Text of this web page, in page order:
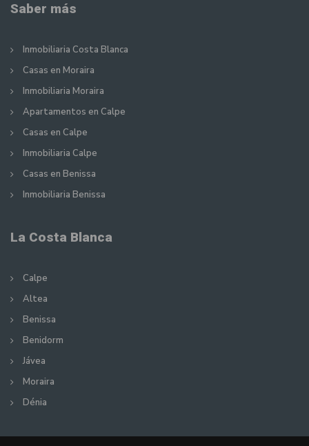
Saber más
Inmobiliaria Costa Blanca
Casas en Moraira
Inmobiliaria Moraira
Apartamentos en Calpe
Casas en Calpe
Inmobiliaria Calpe
Casas en Benissa
Inmobiliaria Benissa
La Costa Blanca
Calpe
Altea
Benissa
Benidorm
Jávea
Moraira
Dénia